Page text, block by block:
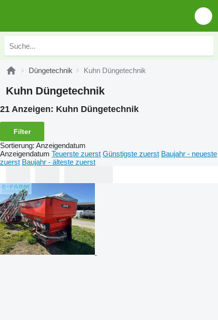
Düngetechnik Kuhn Düngetechnik
Kuhn Düngetechnik
21 Anzeigen: Kuhn Düngetechnik
Filter
Sortierung: Anzeigendatum
Anzeigendatum Teuerste zuerst Günstigste zuerst Baujahr - neueste
zuerst Baujahr - älteste zuerst